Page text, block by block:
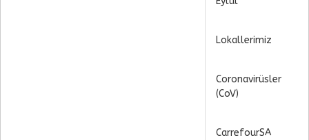
Lokallerimiz
Coronavirüsler
(CoV)
CarrefourSA